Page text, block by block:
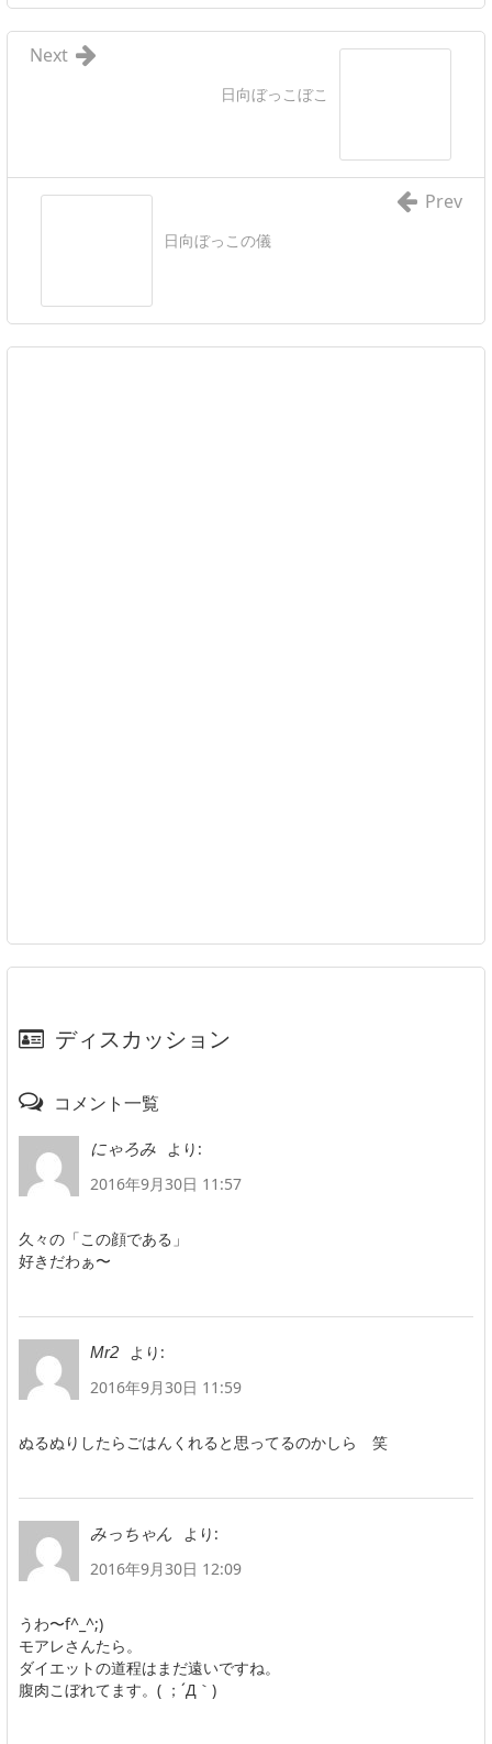
日向ぼっこぼこ
Next
日向ぼっこの儀
Prev
ディスカッション
コメント一覧
にゃろみ
より:
2016年9月30日 11:57
久々の「この顔である」
好きだわぁ〜
Mr2
より:
2016年9月30日 11:59
ぬるぬりしたらごはんくれると思ってるのかしら 笑
みっちゃん
より:
2016年9月30日 12:09
うわ〜f^_^;)
モアレさんたら。
ダイエットの道程はまだ遠いですね。
腹肉こぼれてます。( ；´Д｀)